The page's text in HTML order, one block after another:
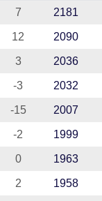
7 2181
12 2090
3 2036
-3 2032
-15 2007
-2 1999
0 1963
2 1958